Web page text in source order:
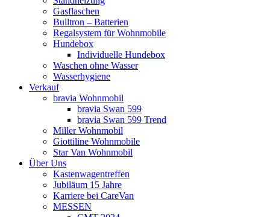
Gasflaschen
Bulltron – Batterien
Regalsystem für Wohnmobile
Hundebox
Individuelle Hundebox
Waschen ohne Wasser
Wasserhygiene
Verkauf
bravia Wohnmobil
bravia Swan 599
bravia Swan 599 Trend
Miller Wohnmobil
Giottiline Wohnmobile
Star Van Wohnmobil
Über Uns
Kastenwagentreffen
Jubiläum 15 Jahre
Karriere bei CareVan
MESSEN